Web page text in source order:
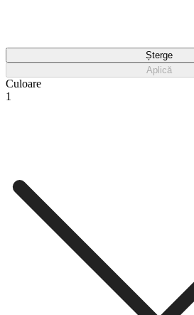
Șterge
Aplică
Culoare
1